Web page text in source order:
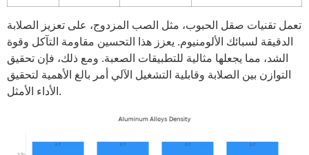
تعمل تقنيات صقل الحبوب، مثل الصب المزدوج، على تعزيز الصلابة
الدقيقة لسبائك الألومنيوم. يعزز هذا التحسين مقاومة التآكل وقوة
الشد، مما يجعلها مثالية للتطبيقات الصعبة. ومع ذلك، فإن تحقيق
التوازن بين الصلابة وقابلية التشغيل الآلي أمر بالغ الأهمية لتحقيق
الأداء الأمثل.